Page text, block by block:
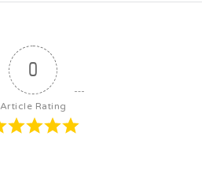
0
Article Rating